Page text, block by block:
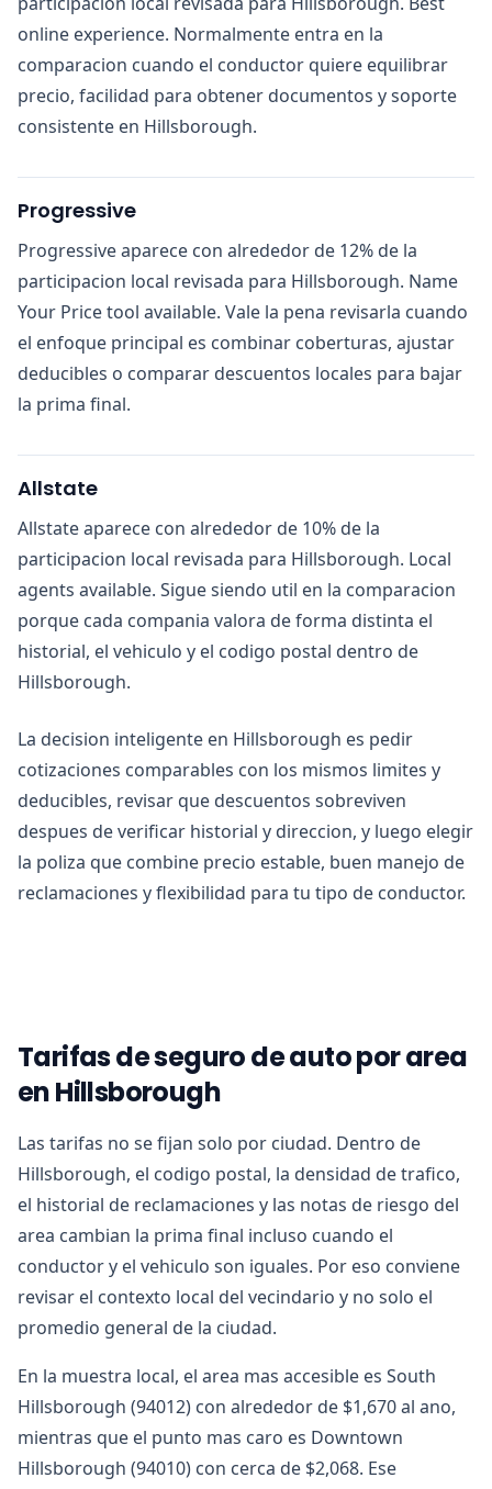
online experience. Normalmente entra en la
comparacion cuando el conductor quiere equilibrar
precio, facilidad para obtener documentos y soporte
consistente en Hillsborough.
Progressive
Progressive aparece con alrededor de 12% de la
participacion local revisada para Hillsborough. Name
Your Price tool available. Vale la pena revisarla cuando
el enfoque principal es combinar coberturas, ajustar
deducibles o comparar descuentos locales para bajar
la prima final.
Allstate
Allstate aparece con alrededor de 10% de la
participacion local revisada para Hillsborough. Local
agents available. Sigue siendo util en la comparacion
porque cada compania valora de forma distinta el
historial, el vehiculo y el codigo postal dentro de
Hillsborough.
La decision inteligente en Hillsborough es pedir
cotizaciones comparables con los mismos limites y
deducibles, revisar que descuentos sobreviven
despues de verificar historial y direccion, y luego elegir
la poliza que combine precio estable, buen manejo de
reclamaciones y flexibilidad para tu tipo de conductor.
Tarifas de seguro de auto por area
en Hillsborough
Las tarifas no se fijan solo por ciudad. Dentro de
Hillsborough, el codigo postal, la densidad de trafico,
el historial de reclamaciones y las notas de riesgo del
area cambian la prima final incluso cuando el
conductor y el vehiculo son iguales. Por eso conviene
revisar el contexto local del vecindario y no solo el
promedio general de la ciudad.
En la muestra local, el area mas accesible es South
Hillsborough (94012) con alrededor de $1,670 al ano,
mientras que el punto mas caro es Downtown
Hillsborough (94010) con cerca de $2,068. Ese